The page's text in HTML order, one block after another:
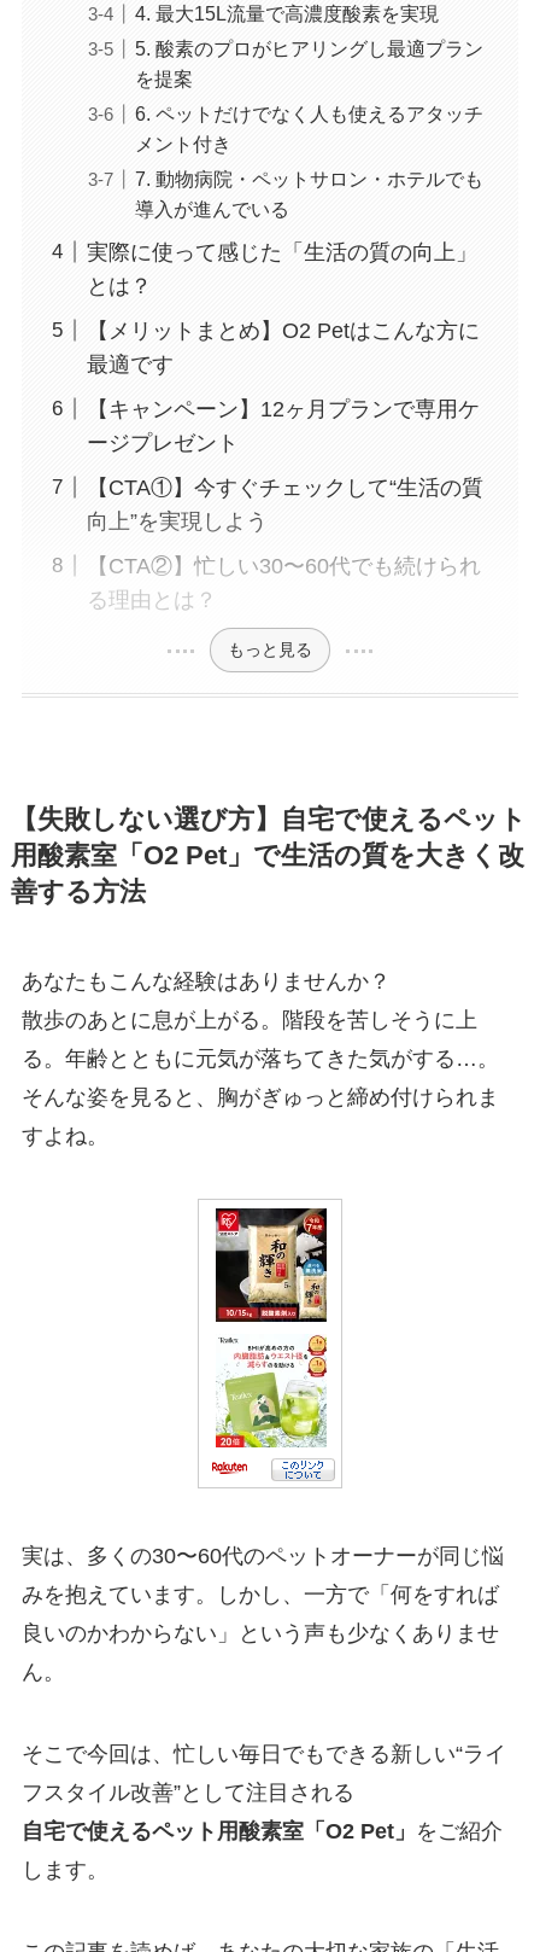
4. 最大15L流量で高濃度酸素を実現
5. 酸素のプロがヒアリングし最適プラン
を提案
6. ペットだけでなく人も使えるアタッチ
メント付き
7. 動物病院・ペットサロン・ホテルでも
導入が進んでいる
実際に使って感じた「生活の質の向上」
とは？
【メリットまとめ】O2 Petはこんな方に
最適です
【キャンペーン】12ヶ月プランで専用ケ
ージプレゼント
【CTA①】今すぐチェックして“生活の質
向上”を実現しよう
【CTA②】忙しい30〜60代でも続けられ
る理由とは？
もっと見る
【失敗しない選び方】自宅で使えるペット
用酸素室「O2 Pet」で生活の質を大きく改
善する方法
あなたもこんな経験はありませんか？
散歩のあとに息が上がる。階段を苦しそうに上
る。年齢とともに元気が落ちてきた気がする…。
そんな姿を見ると、胸がぎゅっと締め付けられま
すよね。
実は、多くの30〜60代のペットオーナーが同じ悩
みを抱えています。しかし、一方で「何をすれば
良いのかわからない」という声も少なくありませ
ん。
そこで今回は、忙しい毎日でもできる新しい“ライ
フスタイル改善”として注目される
自宅で使えるペット用酸素室「O2 Pet」 をご紹介
します。